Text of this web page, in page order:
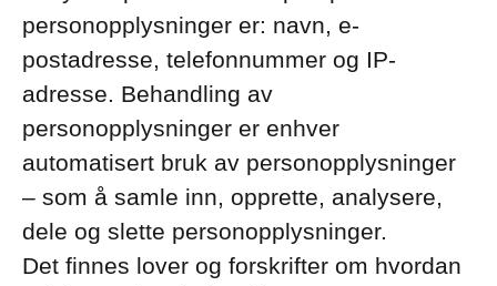
personopplysninger er: navn, e-
postadresse, telefonnummer og IP-
adresse. Behandling av
personopplysninger er enhver
automatisert bruk av personopplysninger
– som å samle inn, opprette, analysere,
dele og slette personopplysninger.
Det finnes lover og forskrifter om hvordan